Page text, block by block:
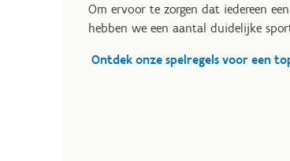
Om ervoor te zorgen dat iedereen
hebben we een aantal duidelijke
Ontdek onze spelregels voor een